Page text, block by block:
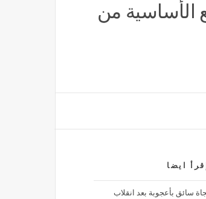
الأساسية من
إقرأ ايضا
سائق بأعجوبة بعد انقلاب